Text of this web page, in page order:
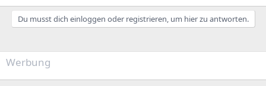
Du musst dich einloggen oder registrieren, um hier zu antworten.
Werbung